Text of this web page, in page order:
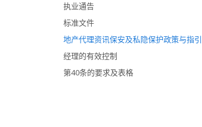
执业通告
标准文件
地产代理资讯保安及私隐保护政策与指引
经理的有效控制
第40条的要求及表格